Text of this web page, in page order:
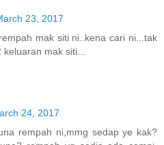
23, 2017
mak siti ni..kena cari ni...tak
mak siti...
24, 2017
rempah ni,mmg sedap ye kak?